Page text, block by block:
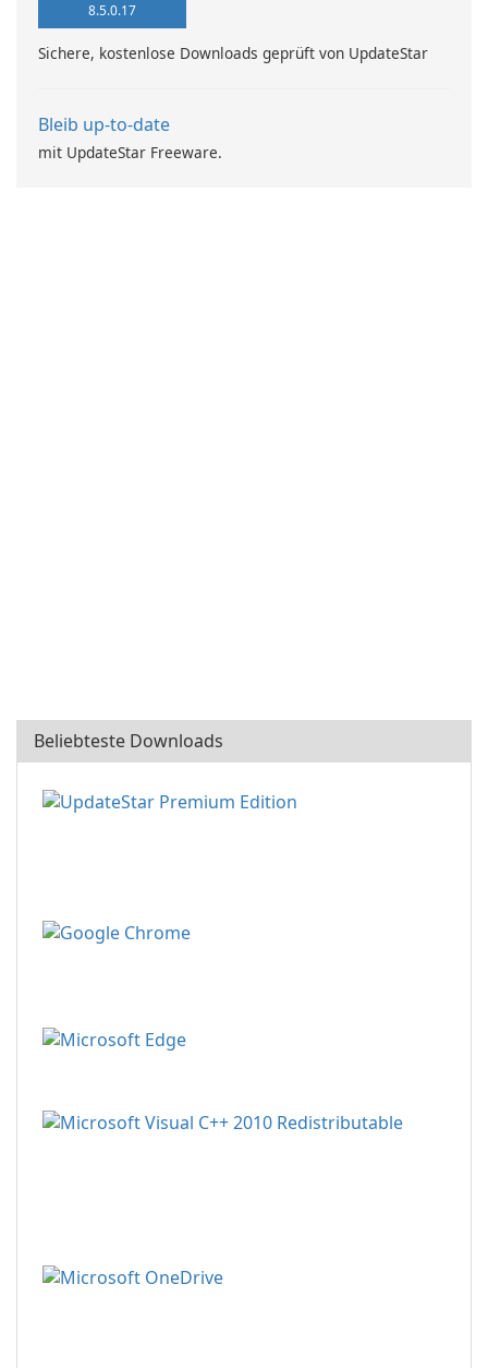
8.5.0.17
Sichere, kostenlose Downloads geprüft von UpdateStar
Bleib up-to-date
mit UpdateStar Freeware.
Beliebteste Downloads